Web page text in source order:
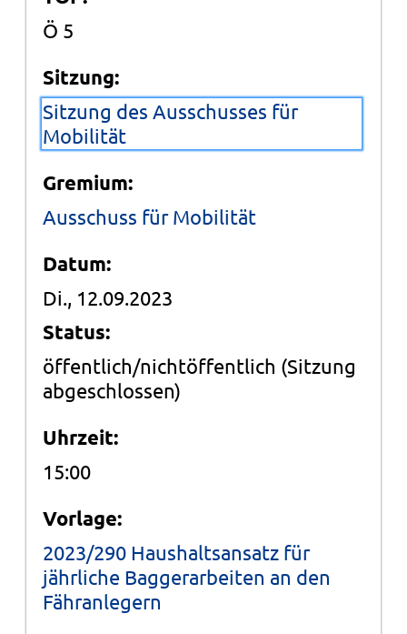
Ö 5
Sitzung:
Sitzung des Ausschusses für
Mobilität
Gremium:
Ausschuss für Mobilität
Datum:
Di., 12.09.2023
Status:
öffentlich/nichtöffentlich (Sitzung
abgeschlossen)
Uhrzeit:
15:00
Vorlage:
2023/290 Haushaltsansatz für
jährliche Baggerarbeiten an den
Fähranlegern